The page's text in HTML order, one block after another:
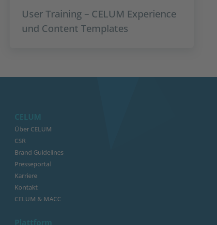
User Training – CELUM Experience
und Content Templates
CELUM
Über CELUM
CSR
Brand Guidelines
Presseportal
Karriere
Kontakt
CELUM & MACC
Plattform